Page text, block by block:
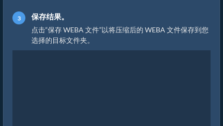
保存结果。
点击“保存 WEBA 文件”以将压缩后的 WEBA 文件保存到您
选择的目标文件夹。